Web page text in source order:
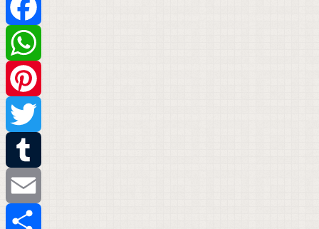
Facebook
WhatsApp
Pinterest
Twitter
Tumblr
Email